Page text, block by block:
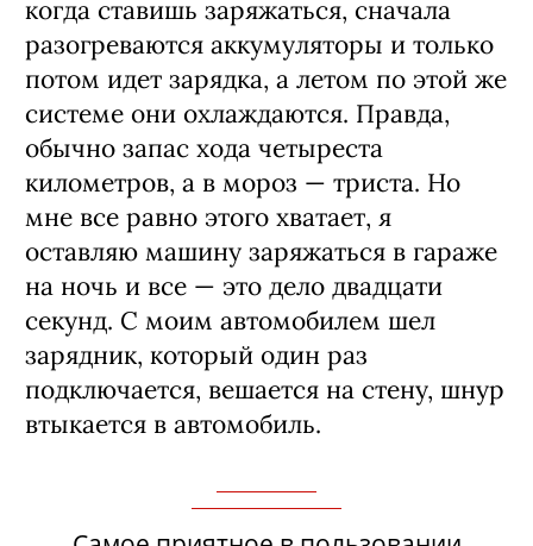
когда ставишь заряжаться, сначала
разогреваются аккумуляторы и только
потом идет зарядка, а летом по этой же
системе они охлаждаются. Правда,
обычно запас хода четыреста
километров, а в мороз — триста. Но
мне все равно этого хватает, я
оставляю машину заряжаться в гараже
на ночь и все — это дело двадцати
секунд. С моим автомобилем шел
зарядник, который один раз
подключается, вешается на стену, шнур
втыкается в автомобиль.